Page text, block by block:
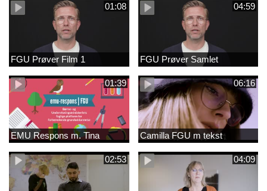
01:08
FGU Prøver Film 1
04:59
FGU Prøver Samlet
01:39
EMU Respons m. Tina
06:16
Camilla FGU m tekst
02:53 04:09